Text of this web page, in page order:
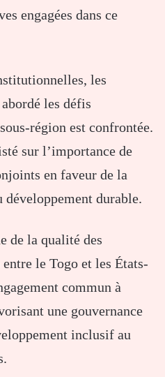
engagées dans ce
les
les défis
région est confrontée.
sur l’importance de
en faveur de la
durable.
de la qualité des
le Togo et les États-
commun à
une gouvernance
inclusif au